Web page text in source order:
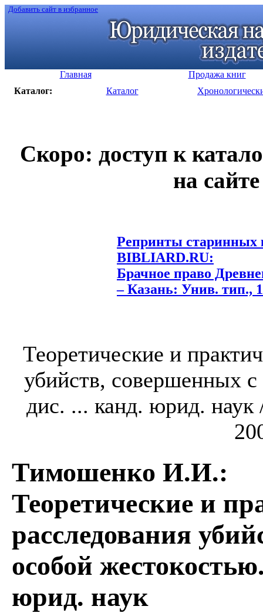
Добавить сайт в избранное
Главная
Продажа книг
Каталог:
Каталог
Скоро: доступ к
на
Репринты старинных
BIBLIARD.RU:
Брачное право
– Казань: Унив. тип.,
Теоретические и
убийств, совершенных
дис. ... канд. юрид.
Тимошенко И.И.:
Теоретические и
расследования
особой
юрид. наук